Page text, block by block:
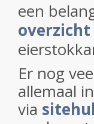
een
Er nog
allemaal
via